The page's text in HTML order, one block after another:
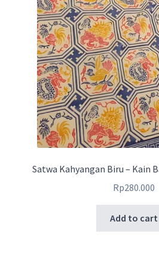
Satwa Kahyangan Biru – Kain
Rp280.000
Add to cart